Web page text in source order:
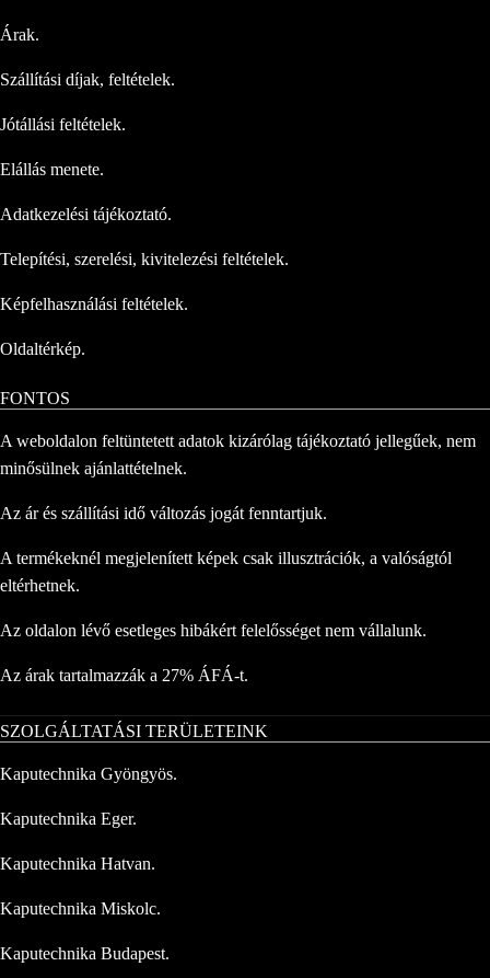
Árak.
Szállítási díjak, feltételek.
Jótállási feltételek.
Elállás menete.
Adatkezelési tájékoztató.
Telepítési, szerelési, kivitelezési feltételek.
Képfelhasználási feltételek.
Oldaltérkép.
FONTOS
A weboldalon feltüntetett adatok kizárólag tájékoztató jellegűek, nem
minősülnek ajánlattételnek.
Az ár és szállítási idő változás jogát fenntartjuk.
A termékeknél megjelenített képek csak illusztrációk, a valóságtól
eltérhetnek.
Az oldalon lévő esetleges hibákért felelősséget nem vállalunk.
Az árak tartalmazzák a 27% ÁFÁ-t.
SZOLGÁLTATÁSI TERÜLETEINK
Kaputechnika Gyöngyös.
Kaputechnika Eger.
Kaputechnika Hatvan.
Kaputechnika Miskolc.
Kaputechnika Budapest.